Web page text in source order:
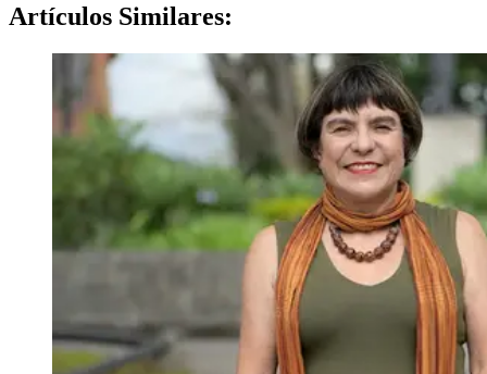
Artículos Similares: